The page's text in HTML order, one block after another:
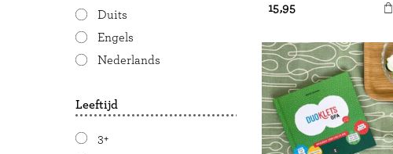
Duits
Engels
Nederlands
Leeftijd
3+
€ 15,95